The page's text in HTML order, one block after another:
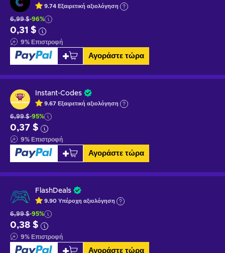
9.74 Εξαιρετική αξιολόγηση
6,99 $-96%
0,31 $
9% Επιστροφή
Αγοράστε τώρα
Instant-Codes
9.67 Εξαιρετική αξιολόγηση
6,99 $-95%
0,37 $
9% Επιστροφή
Αγοράστε τώρα
FlashDeals
9.90 Υπέροχη αξιολόγηση
6,99 $-95%
0,38 $
9% Επιστροφή
Αγοράστε τώρα